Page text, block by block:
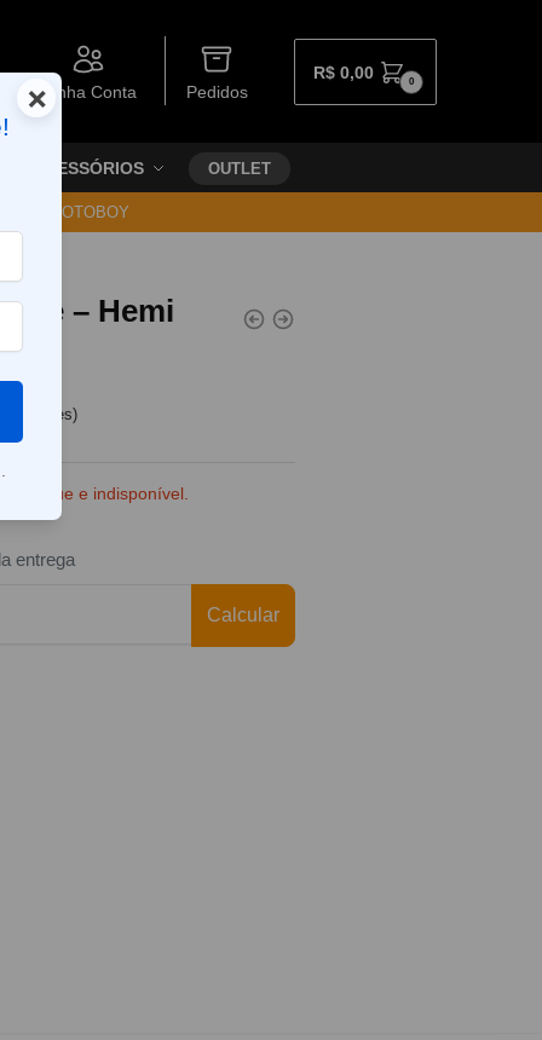
Minha Conta Pedidos
R$ 0,00 0
ACESSÓRIOS OUTLET
VIA MOTOBOY
– Hemi
clientes)
estoque e indisponível.
entrega
Calcular
×